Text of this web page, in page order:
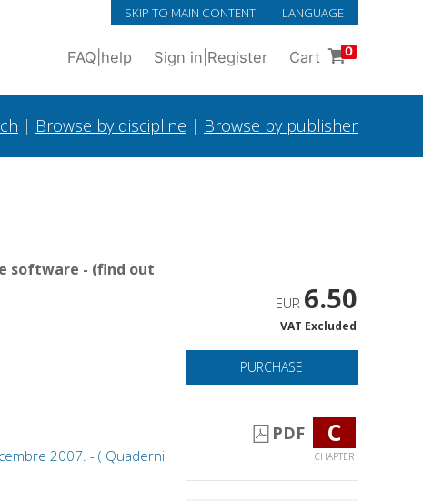
SKIP TO MAIN CONTENT LANGUAGE
FAQ help Sign in Register Cart 0
| Browse by discipline | Browse by publisher
software - (find out
2007. - ( Quaderni
EUR 6.50
VAT Excluded
PURCHASE
PDF C
CHAPTER